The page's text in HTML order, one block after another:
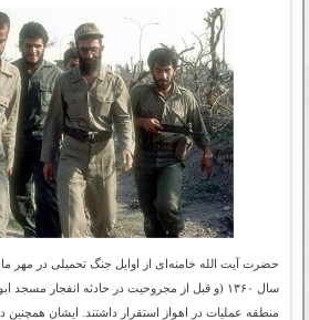
سال ۱۳۶۰ (و قبل از مجروحیت در حادثه انفجار